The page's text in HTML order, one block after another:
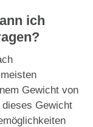
ich
Gewicht von
Gewicht